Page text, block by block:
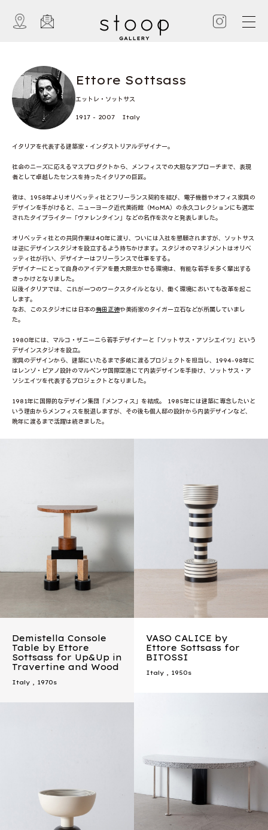
Ettore Sottsass
エットレ・ソットサス
1917 - 2007 Italy
イタリアを代表する建築家・インダストリアルデザイナー。
社会のニーズに応えるマスプロダクトから、メンフィスでの大胆なアプローチまで、表現
者として卓越したセンスを持ったイタリアの巨匠。
彼は、1958年よりオリベッティ社とフリーランス契約を結び、電子機器やオフィス家具の
デザインを手がけると、ニューヨーク近代美術館（MoMA）の永久コレクションにも選定
されたタイプライター「ヴァレンタイン」などの名作を次々と発表しました。
オリベッティ社との共同作業は40年に渡り、ついには入社を懇願されますが、ソットサス
は逆にデザインスタジオを設立するよう持ちかけます。スタジオのマネジメントはオリベ
ッティ社が行い、デザイナーはフリーランスで仕事をする。
デザイナーにとって自身のアイデアを最大限生かせる環境は、有能な若手を多く輩出する
きっかけとなりました。
以後イタリアでは、これが一つのワークスタイルとなり、働く環境においても改革を起こ
します。
なお、このスタジオには日本の梅田正徳や美術家のタイガー立石などが所属していまし
た。
1980年には、マルコ・ザニーニら若手デザイナーと「ソットサス・アソシエイツ」という
デザインスタジオを設立。
家具のデザインから、建築にいたるまで多岐に渡るプロジェクトを担当し、1994-98年に
はレンゾ・ピアノ設計のマルペンサ国際空港にて内装デザインを手掛け、ソットサス・ア
ソシエイツを代表するプロジェクトとなりました。
1981年に国際的なデザイン集団「メンフィス」を結成。 1985年には建築に専念したいと
いう理由からメンフィスを脱退しますが、その後も個人邸の設計から内装デザインなど、
晩年に渡るまで活躍は続きました。
Demistella Console
Table by Ettore
Sottsass for Up&Up in
Travertine and Wood
Italy , 1970s
VASO CALICE by
Ettore Sottsass for
BITOSSI
Italy , 1950s